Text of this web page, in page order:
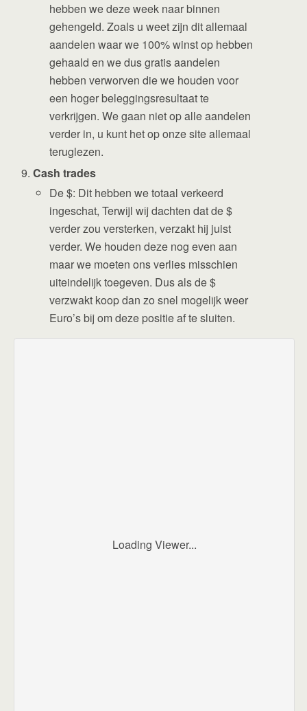
hebben we deze week naar binnen
gehengeld. Zoals u weet zijn dit allemaal
aandelen waar we 100% winst op hebben
gehaald en we dus gratis aandelen
hebben verworven die we houden voor
een hoger beleggingsresultaat te
verkrijgen. We gaan niet op alle aandelen
verder in, u kunt het op onze site allemaal
teruglezen.
Cash trades
De $: Dit hebben we totaal verkeerd
ingeschat, Terwijl wij dachten dat de $
verder zou versterken, verzakt hij juist
verder. We houden deze nog even aan
maar we moeten ons verlies misschien
uiteindelijk toegeven. Dus als de $
verzwakt koop dan zo snel mogelijk weer
Euro’s bij om deze positie af te sluiten.
Loading Viewer...